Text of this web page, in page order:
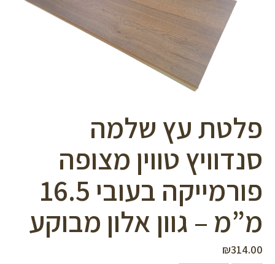
font_download סמן קישורים
לאפס
את
כל
cached
פלטת עץ שלמה
סנדוויץ טווין מצופה
פורמייקה בעובי 16.5
מ”מ – גוון אלון מבוקע
₪314.00